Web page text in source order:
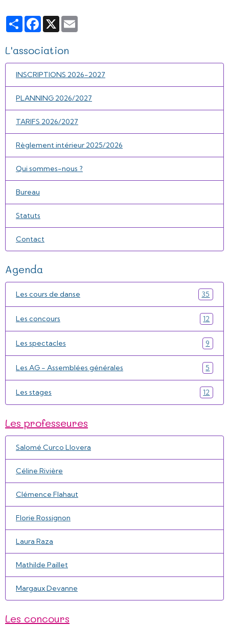
PartagerFacebook
X
L'association
INSCRIPTIONS 2026-2027
PLANNING 2026/2027
TARIFS 2026/2027
Règlement intérieur 2025/2026
Qui sommes-nous ?
Bureau
Statuts
Contact
Agenda
Les cours de danse 35
Les concours 12
Les spectacles 9
Les AG - Assemblées générales 5
Les stages 12
Les professeures
Salomé Curco Llovera
Céline Rivière
Clémence Flahaut
Florie Rossignon
Laura Raza
Mathilde Paillet
Margaux Devanne
Les concours